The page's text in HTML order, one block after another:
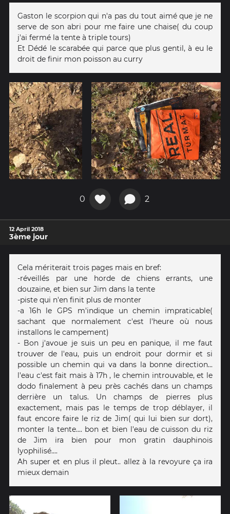
Gaston le scorpion qui n'a pas du tout aimé que je ne
serve de son abri pour me faire une chaise( du coup
j'ai fermé la tente à triple tours)
Et Dédé le scarabée qui parce que plus gentil, à eu le
droit de finir mon poisson au curry
0 2
12 April 2018
3ème jour
Cela mériterait trois pages mais en bref:
-réveillés par une horde de chiens errants, une
douzaine, et bien sur Jim dans la tente
-piste qui n'en finit plus de monter
-a 16h le GPS m'indique un chemin impraticable(
sachant que normalement c'est l'heure où nous
installons le campement)
- Bon j'avoue je suis un peu en panique, il me faut
trouver de l'eau, puis un endroit pour dormir et si
possible un chemin qui va dans la bonne direction...
l'eau c'est fait mais à 17h , le chemin introuvable, et le
dodo finalement à peu près cachés dans un champs
derrière un talus. Un champs de pierres plus
exactement, mais pas le temps de trop déblayer, il
faut encore faire le riz de Jim( qui lui bien sur dort),
monter la tente.... bon et bien l'eau de cuisson du riz
de Jim ira bien pour mon gratin dauphinois
lyophilisé....
Ah super et en plus il pleut.. allez à la revoyure ça ira
mieux demain